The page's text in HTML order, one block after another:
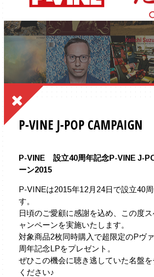
P-VINE J-POP CAMPAIGN
P-VINE 設立40周年記念P-VINE J-
ーン2015
P-VINEは2015年12月24日で設立40
す。
日頃のご愛顧に感謝を込め、この度
ャンペーンを実施いたします。
対象商品2枚同時購入で超限定のPヴ
周年記念LPをプレゼント。
ぜひこの機会に聴き逃していた名盤
ください♪